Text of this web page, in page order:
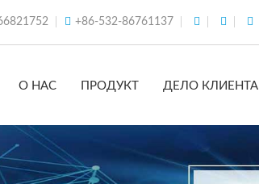
+86-532-86761137
О НАС ПРОДУКТ ДЕЛО КЛИЕНТА